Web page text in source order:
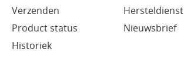
Verzenden
Hersteldienst
Product status
Nieuwsbrief
Historiek